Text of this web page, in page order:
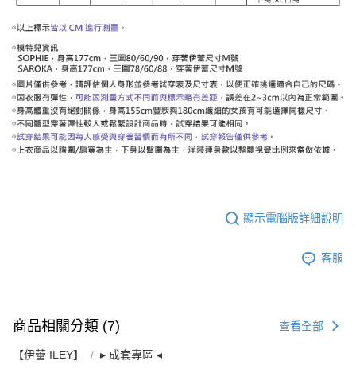
顯示電腦版詳細說明
客服
商品相關分類 (7) 查看全部
【伊蕾 ILEY】 ▸ 成套專區 ◂